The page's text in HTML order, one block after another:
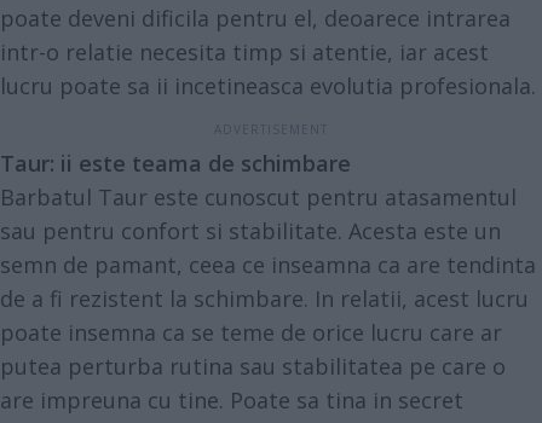
poate deveni dificila pentru el, deoarece intrarea
intr-o relatie necesita timp si atentie, iar acest
lucru poate sa ii incetineasca evolutia profesionala.
Taur: ii este teama de schimbare
Barbatul Taur este cunoscut pentru atasamentul
sau pentru confort si stabilitate. Acesta este un
semn de pamant, ceea ce inseamna ca are tendinta
de a fi rezistent la schimbare. In relatii, acest lucru
poate insemna ca se teme de orice lucru care ar
putea perturba rutina sau stabilitatea pe care o
are impreuna cu tine. Poate sa tina in secret